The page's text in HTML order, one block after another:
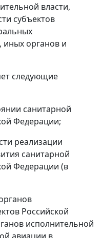
власти,
субъектов
иных органов и
следующие
санитарной
Федерации;
реализации
санитарной
Федерации (в
Российской
исполнительной